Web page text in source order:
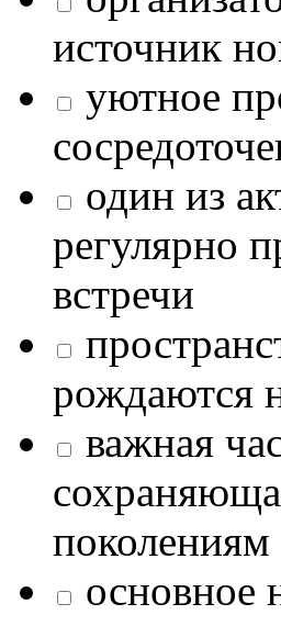
источник
уютное
один из
регулярно
встречи
рождаются
важная
поколениям
основное